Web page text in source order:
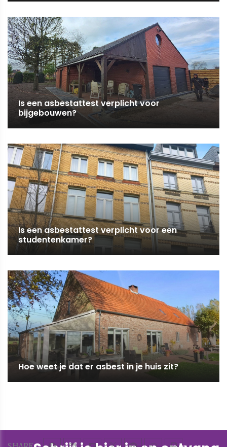
Is een asbestattest verplicht voor
bijgebouwen?
Is een asbestattest verplicht voor een
studentenkamer?
Hoe weet je dat er asbest in je huis zit?